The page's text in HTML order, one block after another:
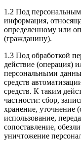
1.2 Под
информация,
определенному или
(гражданину).
1.3 Под обработкой
действие (операция)
персональными
средств
средств. К таким
частности: сбор,
хранение, уточнение
использование,
сопоставление,
уничтожение